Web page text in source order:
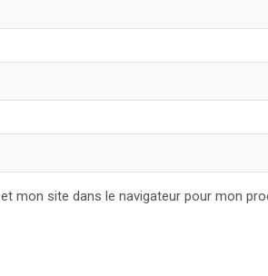
mon site dans le navigateur pour mon